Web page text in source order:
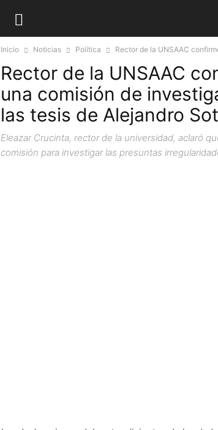
Inicio Noticias Política Rector de la UNSAAC
Rector de la UNSAAC
una comisión de
las tesis de Alejandro
Eleazar Crucinta, rector de la universidad, aclaró
comisión para investigar las presuntas